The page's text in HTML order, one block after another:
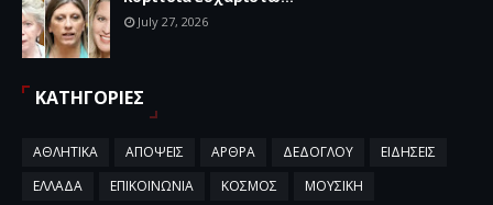
July 27, 2026
ΚΑΤΗΓΟΡΙΕΣ
ΑΘΛΗΤΙΚΑ ΑΠΟΨΕΙΣ ΑΡΘΡΑ ΔΕΔΟΓΛΟΥ
ΕΙΔΗΣΕΙΣ
ΕΛΛΑΔΑ
ΕΠΙΚΟΙΝΩΝΙΑ ΚΟΣΜΟΣ
ΜΟΥΣΙΚΗ